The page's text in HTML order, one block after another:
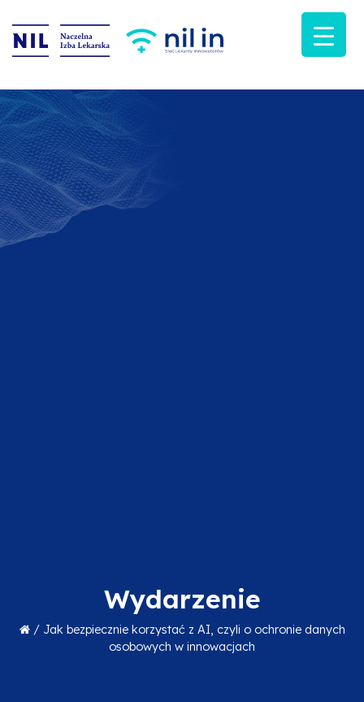
Wydarzenie
/ Jak bezpiecznie korzystać z AI, czyli o ochronie danych
osobowych w innowacjach